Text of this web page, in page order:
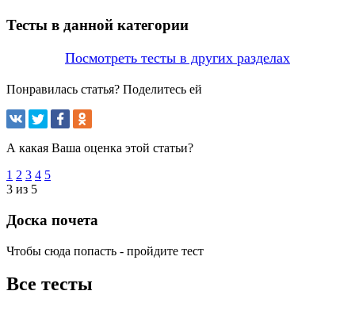
Тесты в данной категории
Посмотреть тесты в других разделах
Понравилась статья? Поделитесь ей
А какая Ваша оценка этой статьи?
1 2 3 4 5
3 из 5
Доска почета
Чтобы сюда попасть - пройдите тест
Все тесты